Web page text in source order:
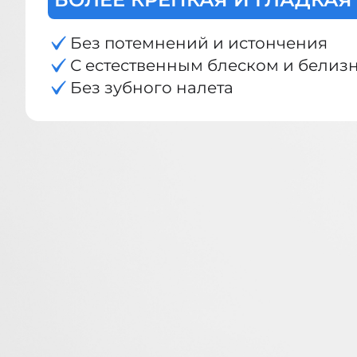
Без потемнений и истончения
С естественным блеском и
Без зубного налета